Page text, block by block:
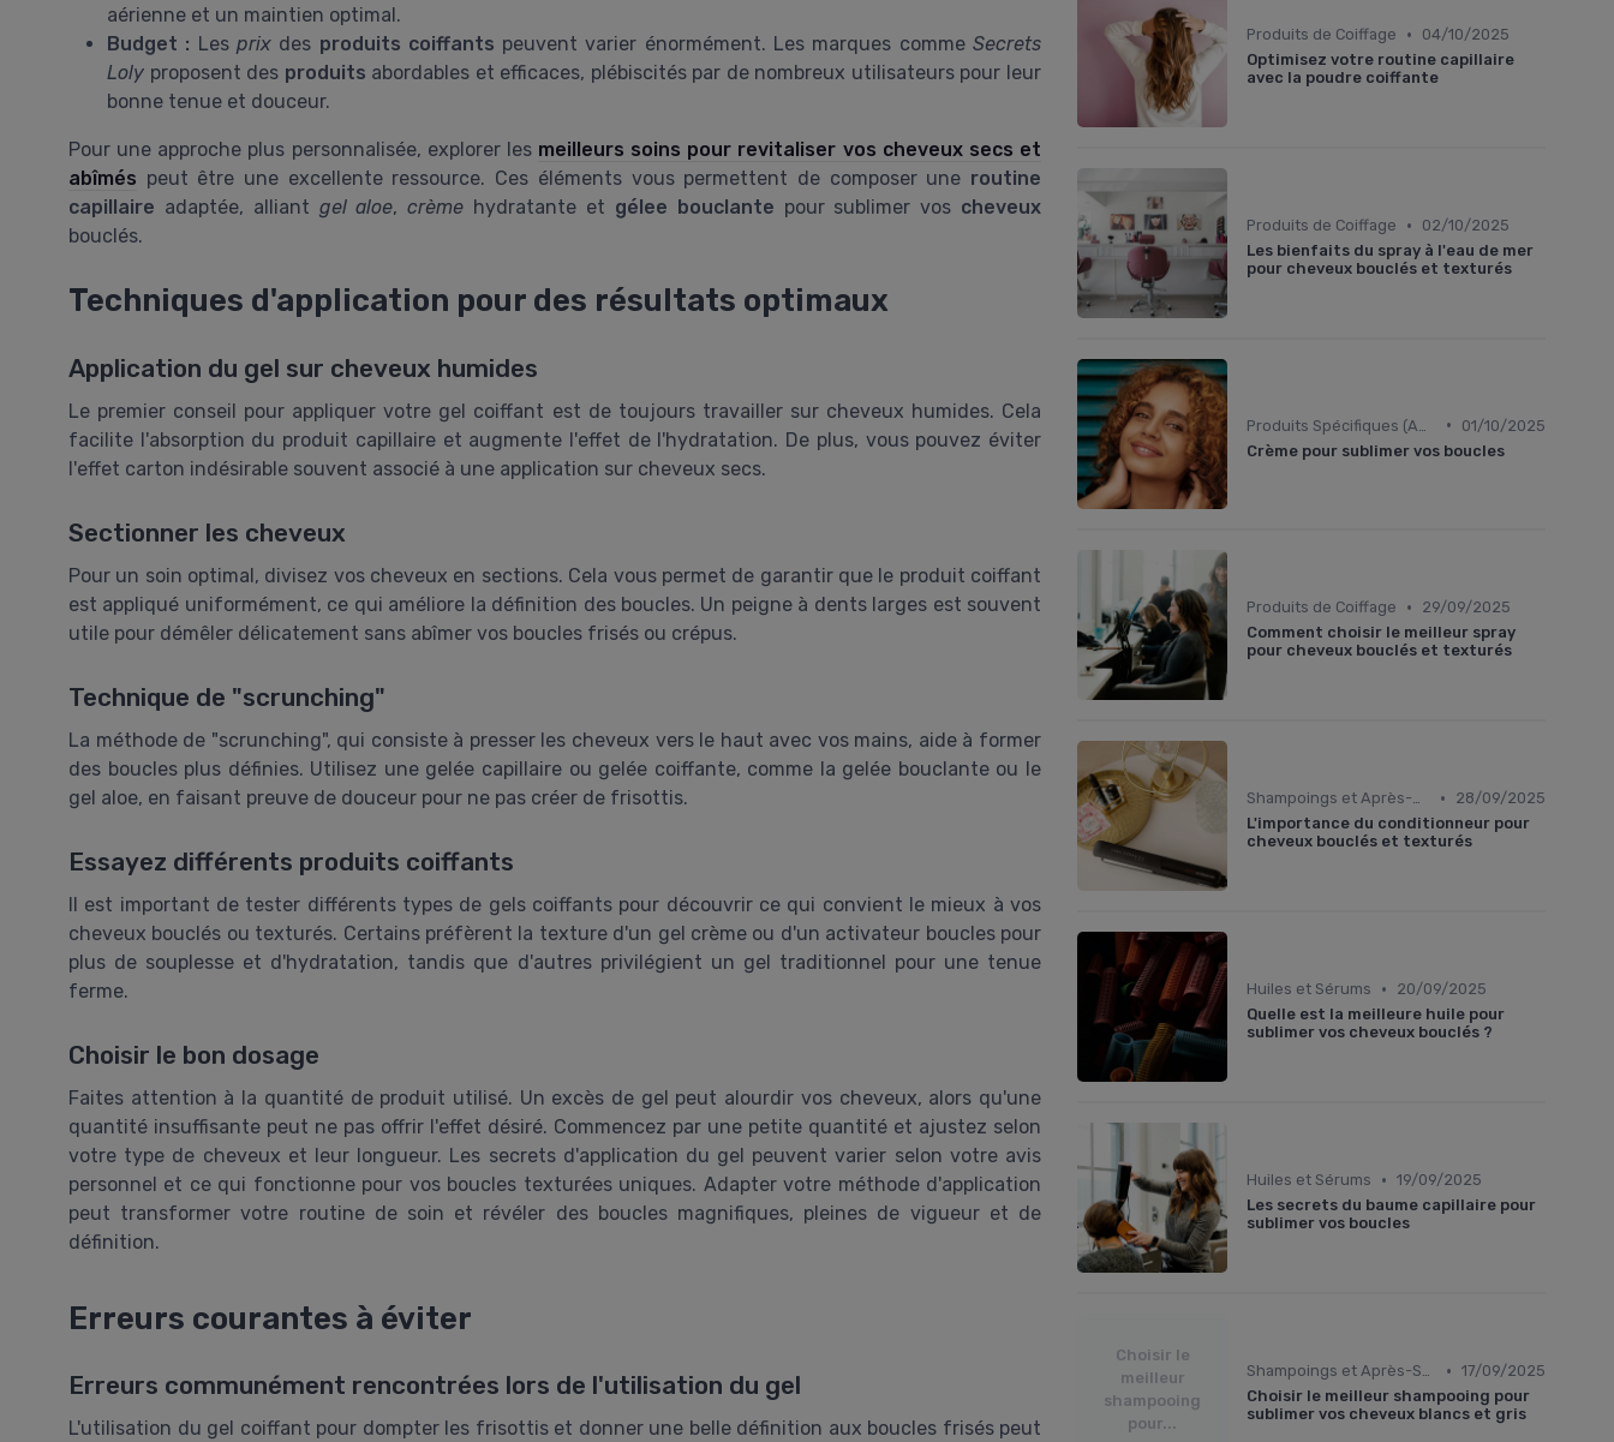
aérienne et un maintien optimal.
Budget : Les prixdes produits coiffants peuvent varier énormément. Les marques commeSecrets
Loly proposent des produits abordables et efficaces, plébiscités par de nombreux utilisateurs pour leur
bonne tenue et douceur.
Pour une approche plus personnalisée, explorer les meilleurs soins pour revitaliser vos cheveux secs et
abîmés peut être une excellente ressource. Ces éléments vous permettent de composer une routine
capillaire adaptée, alliant gel aloe,crème hydratante et gélee bouclante pour sublimer vos cheveux
bouclés.
Techniques d'application pour des résultats optimaux
Application du gel sur cheveux humides
Le premier conseil pour appliquer votre gel coiffant est de toujours travailler sur cheveux humides. Cela
facilite l'absorption du produit capillaire et augmente l'effet de l'hydratation. De plus, vous pouvez éviter
l'effet carton indésirable souvent associé à une application sur cheveux secs.
Sectionner les cheveux
Pour un soin optimal, divisez vos cheveux en sections. Cela vous permet de garantir que le produit coiffant
est appliqué uniformément, ce qui améliore la définition des boucles. Un peigne à dents larges est souvent
utile pour démêler délicatement sans abîmer vos boucles frisés ou crépus.
Technique de "scrunching"
La méthode de "scrunching", qui consiste à presser les cheveux vers le haut avec vos mains, aide à former
des boucles plus définies. Utilisez une gelée capillaire ou gelée coiffante, comme la gelée bouclante ou le
gel aloe, en faisant preuve de douceur pour ne pas créer de frisottis.
Essayez différents produits coiffants
Il est important de tester différents types de gels coiffants pour découvrir ce qui convient le mieux à vos
cheveux bouclés ou texturés. Certains préfèrent la texture d'un gel crème ou d'un activateur boucles pour
plus de souplesse et d'hydratation, tandis que d'autres privilégient un gel traditionnel pour une tenue
ferme.
Choisir le bon dosage
Faites attention à la quantité de produit utilisé. Un excès de gel peut alourdir vos cheveux, alors qu'une
quantité insuffisante peut ne pas offrir l'effet désiré. Commencez par une petite quantité et ajustez selon
votre type de cheveux et leur longueur. Les secrets d'application du gel peuvent varier selon votre avis
personnel et ce qui fonctionne pour vos boucles texturées uniques. Adapter votre méthode d'application
peut transformer votre routine de soin et révéler des boucles magnifiques, pleines de vigueur et de
définition.
Erreurs courantes à éviter
Erreurs communément rencontrées lors de l'utilisation du gel
L'utilisation du gel coiffant pour dompter les frisottis et donner une belle définition aux boucles frisés peut
Produits de Coiffage •
04/10/2025
Optimisez votre routine capillaire
avec la poudre coiffante
Produits de Coiffage •
02/10/2025
Les bienfaits du spray à l'eau de mer
pour cheveux bouclés et texturés
•
01/10/2025
Crème pour sublimer vos boucles
Produits de Coiffage •
29/09/2025
Comment choisir le meilleur spray
pour cheveux bouclés et texturés
Shampoings et Après-Shampoings •
28/09/2025
L'importance du conditionneur pour
cheveux bouclés et texturés
Huiles et Sérums •
20/09/2025
Quelle est la meilleure huile pour
sublimer vos cheveux bouclés ?
Huiles et Sérums • 19/09/2025
Les secrets du baume capillaire pour
sublimer vos boucles
Choisir le
meilleur
shampooing
pour...
Shampoings et Après-Shampoings • 17/09/2025
Choisir le meilleur shampooing pour
sublimer vos cheveux blancs et gris